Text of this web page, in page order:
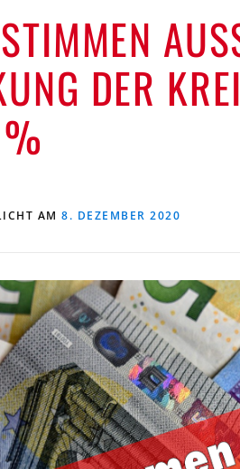
DER
AM 8. DEZEMBER 2020